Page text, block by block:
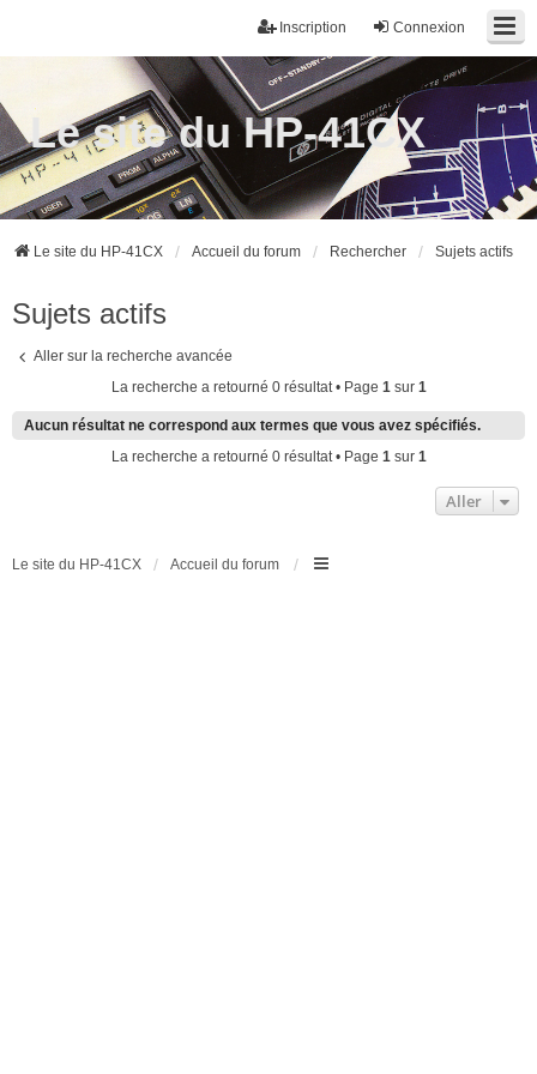
Connexion
Inscription
Le site du HP-41CX
Le site du HP-41CX Accueil du forum Rechercher Sujets actifs
Sujets actifs
Aller sur la recherche avancée
La recherche a retourné 0 résultat • Page 1sur 1
Aucun résultat ne correspond aux termes que vous avez spécifiés.
La recherche a retourné 0 résultat • Page 1sur 1
Aller
Le site du HP-41CX Accueil du forum